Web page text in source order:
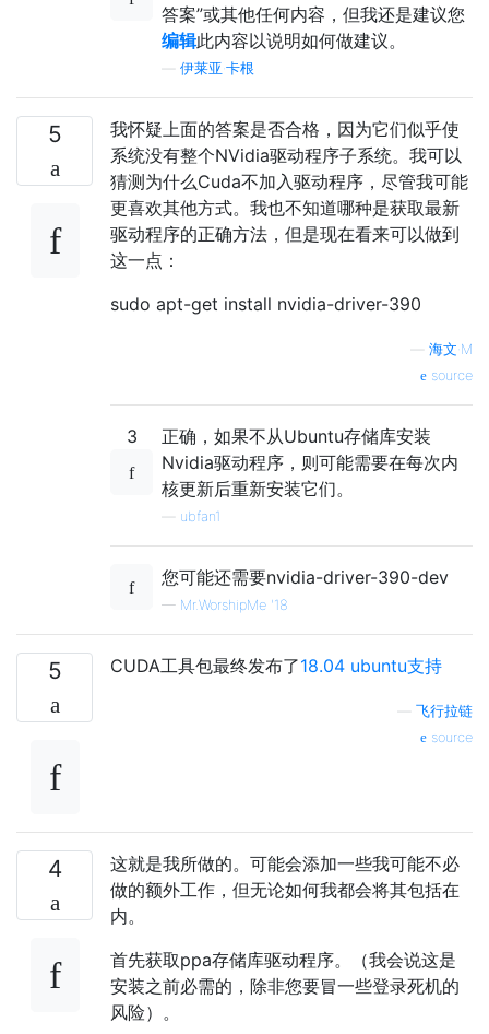
答案”或其他任何内容，但我还是建议您
编辑此内容以说明如何做建议。
伊莱亚·卡根
5
我怀疑上面的答案是否合格，因为它们似乎使
系统没有整个NVidia驱动程序子系统。我可以
猜测为什么Cuda不加入驱动程序，尽管我可能
更喜欢其他方式。我也不知道哪种是获取最新
驱动程序的正确方法，但是现在看来可以做到
这一点：
sudo apt-get install nvidia-driver-390
海文·M
source
3
正确，如果不从Ubuntu存储库安装
Nvidia驱动程序，则可能需要在每次内
核更新后重新安装它们。
ubfan1
您可能还需要nvidia-driver-390-dev
— Mr.WorshipMe '18
5 CUDA工具包最终发布了18.04 ubuntu支持
飞行拉链
source
4
这就是我所做的。可能会添加一些我可能不必
做的额外工作，但无论如何我都会将其包括在
内。
首先获取ppa存储库驱动程序。（我会说这是
安装之前必需的，除非您要冒一些登录死机的
风险）。